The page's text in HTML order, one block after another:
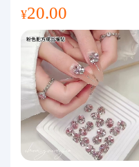
关于我们
伽服女
¥20.00